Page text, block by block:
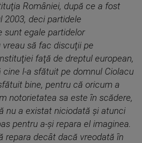
României, după ce a fost
2003, deci partidele
sunt egale partidelor
să fac discuţii pe
faţă de dreptul european,
cine l-a sfătuit pe domnul Ciolacu
bine, pentru că oricum a
notorietatea sa este în scădere,
nu a existat niciodată şi atunci
pentru a-şi repara el imaginea.
repara decât dacă vreodată în